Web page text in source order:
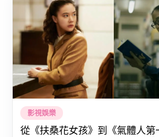
影視娛樂
從《扶桑花女孩》到《氣體人第